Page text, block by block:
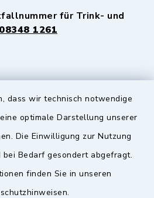
dass wir technisch notwendige
optimale Darstellung unserer
Die Einwilligung zur Nutzung
Bedarf gesondert abgefragt.
finden Sie in unseren
für Trink- und
1261
Kontakt